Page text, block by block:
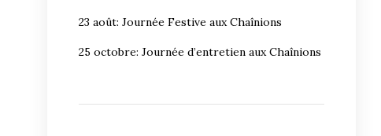
23 août: Journée Festive aux Chaînions
25 octobre: Journée d’entretien aux Chaînions